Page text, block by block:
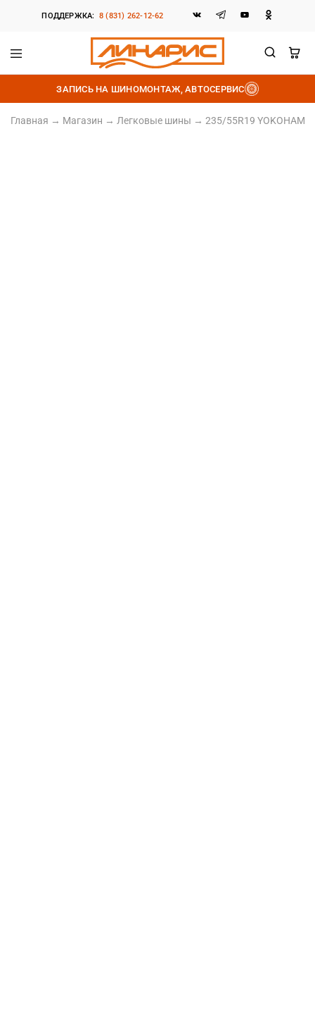
ПОДДЕРЖКА: 8 (831) 262-12-62
Линарис
Продажа
шин,
дисков
и
аккумуляторов
ЗАПИСЬ НА ШИНОМОНТАЖ, АВТОСЕРВИС
Главная → Магазин → Легковые шины → 235/55R19 YOKOHAMA